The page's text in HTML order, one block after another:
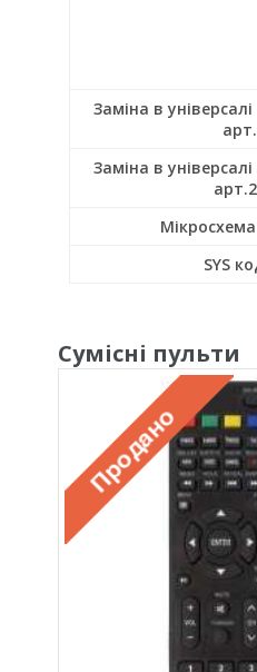
Заміна в
Заміна в універсалі
SYS
Сумісні пульти